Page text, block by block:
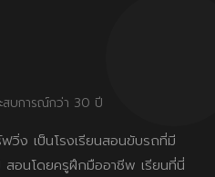
สบการณ์กว่า 30 ปี
วิ่ง เป็นโรงเรียนสอนขับรถที่มี
นโดยครูฝึกมืออาชีพ เรียนที่นี่